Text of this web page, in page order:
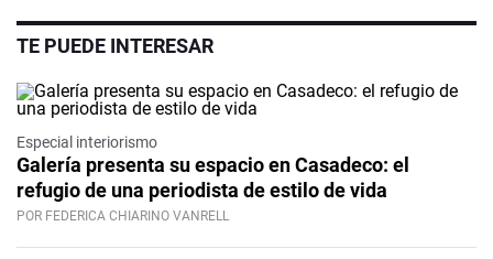
TE PUEDE INTERESAR
Especial interiorismo
Galería presenta su espacio en Casadeco: el
refugio de una periodista de estilo de vida
POR FEDERICA CHIARINO VANRELL